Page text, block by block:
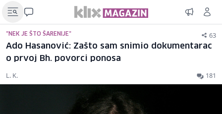
"NEK JE ŠTO ŠARENIJE" 63
Ado Hasanović: Zašto sam snimio dokumentarac
o prvoj Bh. povorci ponosa
L. K. 181